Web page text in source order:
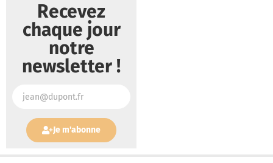
Recevez
chaque jour
notre
newsletter !
Je m'abonne